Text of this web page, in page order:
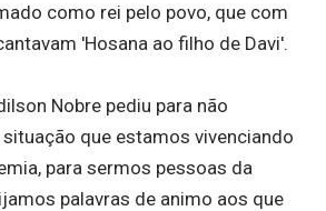
como rei pelo povo, que com
'Hosana ao filho de Davi'.
Nobre pediu para não
que estamos vivenciando
para sermos pessoas da
palavras de animo aos que